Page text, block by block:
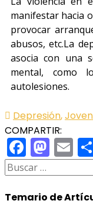
manifestar hacia
provocar
abusos, etc.La
asocia con una
mental, como
autolesiones.
Depresión,
COMPARTIR:
Temario de